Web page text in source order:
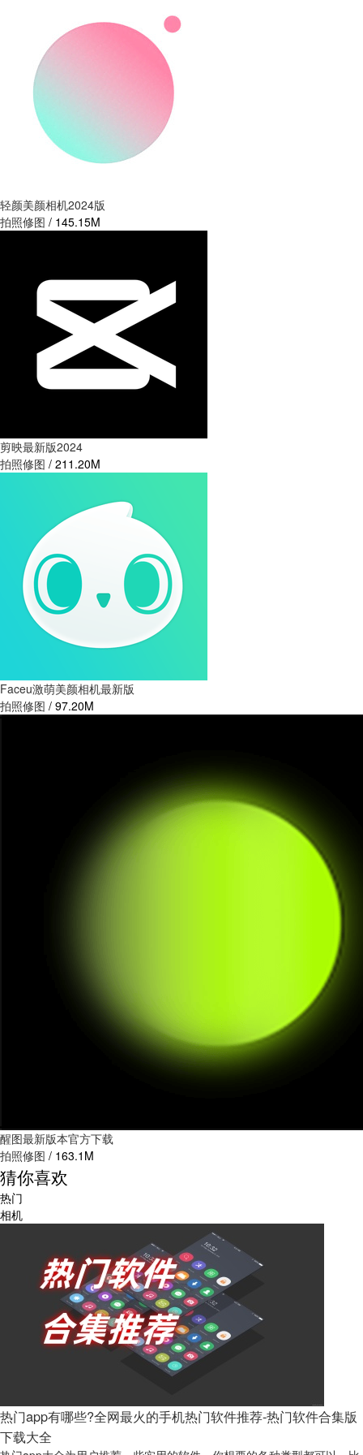
轻颜美颜相机2024版
拍照修图 / 145.15M
剪映最新版2024
拍照修图 / 211.20M
Faceu激萌美颜相机最新版
拍照修图 / 97.20M
醒图最新版本官方下载
拍照修图 / 163.1M
猜你喜欢
热门
相机
热门app有哪些?全网最火的手机热门软件推荐-热门软件合集版
下载大全